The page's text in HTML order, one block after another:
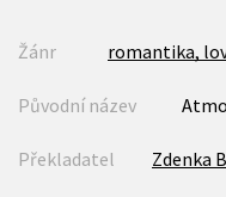
Žánr romantika,
Původní název
Překladatel Zdenka